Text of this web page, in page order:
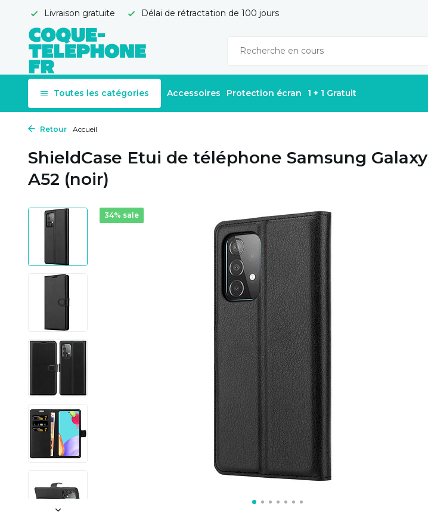
Livraison gratuite Délai de rétractation de 100 jours
Toutes les catégories Accessoires Protection écran 1 + 1 Gratuit
Retour Accueil
ShieldCase Etui de téléphone Samsung Galaxy
A52 (noir)
34% sale